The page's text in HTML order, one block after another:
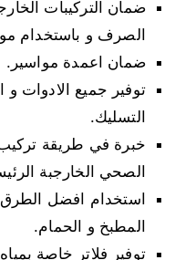
ضمان التركيبات
الصرف و باستخدام
ضمان اعمدة مواسير.
توفير جميع الادوات
التسليك.
خبرة في طريقة
الصحي الخارجبة
استخدام افضل
المطبخ و الحمام.
توفير فلاتر خاصة